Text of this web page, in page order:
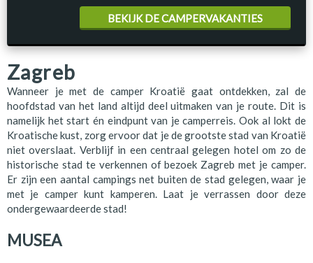
Zagreb
Wanneer je met de camper Kroatië gaat ontdekken, zal de
hoofdstad van het land altijd deel uitmaken van je route. Dit is
namelijk het start én eindpunt van je camperreis. Ook al lokt de
Kroatische kust, zorg ervoor dat je de grootste stad van Kroatië
niet overslaat. Verblijf in een centraal gelegen hotel om zo de
historische stad te verkennen of bezoek Zagreb met je camper.
Er zijn een aantal campings net buiten de stad gelegen, waar je
met je camper kunt kamperen. Laat je verrassen door deze
ondergewaardeerde stad!
MUSEA
BEKIJK DE CAMPERVAKANTIES